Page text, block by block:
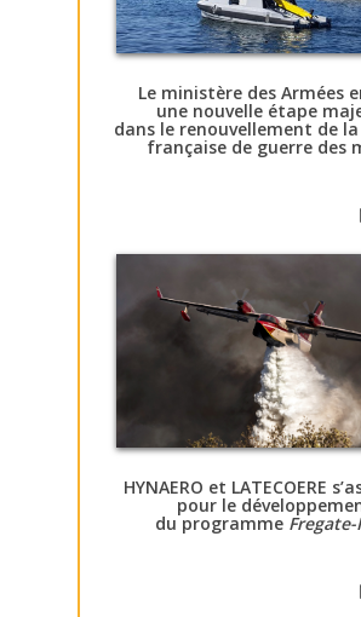
Le ministère des Armées
une nouvelle étape
dans le renouvellement de
française de guerre des
HYNAERO et LATECOERE
pour le
du programme Fregate-